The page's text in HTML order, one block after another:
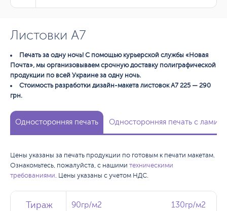
Листовки А7
Печать за одну ночь! С помощью курьерской службы «Новая
Почта», мы организовываем срочную доставку полиграфической
продукции по всей Украине за одну ночь.
Стоимость разработки дизайн-макета листовок А7 225 — 290
грн.
Односторонняя печать Односторонняя печать с
Цены указаны за печать продукции по готовым к печати макетам.
Ознакомьтесь, пожалуйста, с нашими техническими
требованиями. Цены указаны с учетом НДС.
Тираж
Тираж 90гр/м2 130гр/м2
Тираж 90гр/м2 130гр/м2